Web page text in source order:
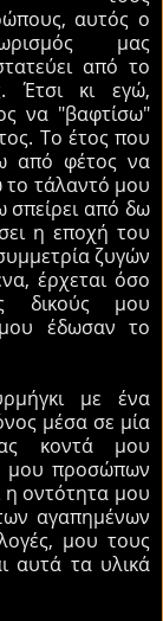
αυτός ο
μας
από το
Έτσι κι εγώ,
να "βαφτίσω"
Το έτος που
από φέτος να
το τάλαντό μου
σπείρει από δω
η εποχή του
ζυγών
έρχεται όσο
δικούς μου
έδωσαν το
με ένα
μέσα σε μία
κοντά μου
μου προσώπων
η οντότητα μου
αγαπημένων
μου τους
αυτά τα υλικά